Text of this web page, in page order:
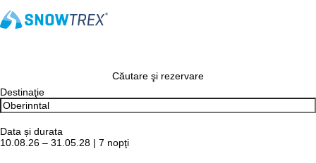
Căutare şi rezervare
Destinaţie
Data și durata
10.08.26 – 31.05.28 | 7 nopţi